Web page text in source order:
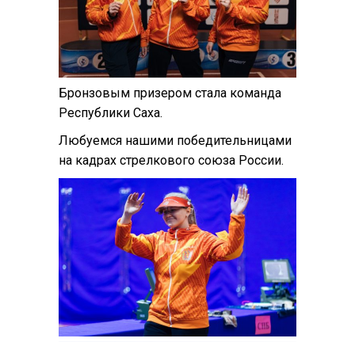
Бронзовым призером стала команда
Республики Саха.
Любуемся нашими победительницами
на кадрах стрелкового союза России.